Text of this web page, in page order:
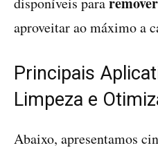
aproveitar ao máximo a
Principais
Limpeza e
Abaixo, apresentamos